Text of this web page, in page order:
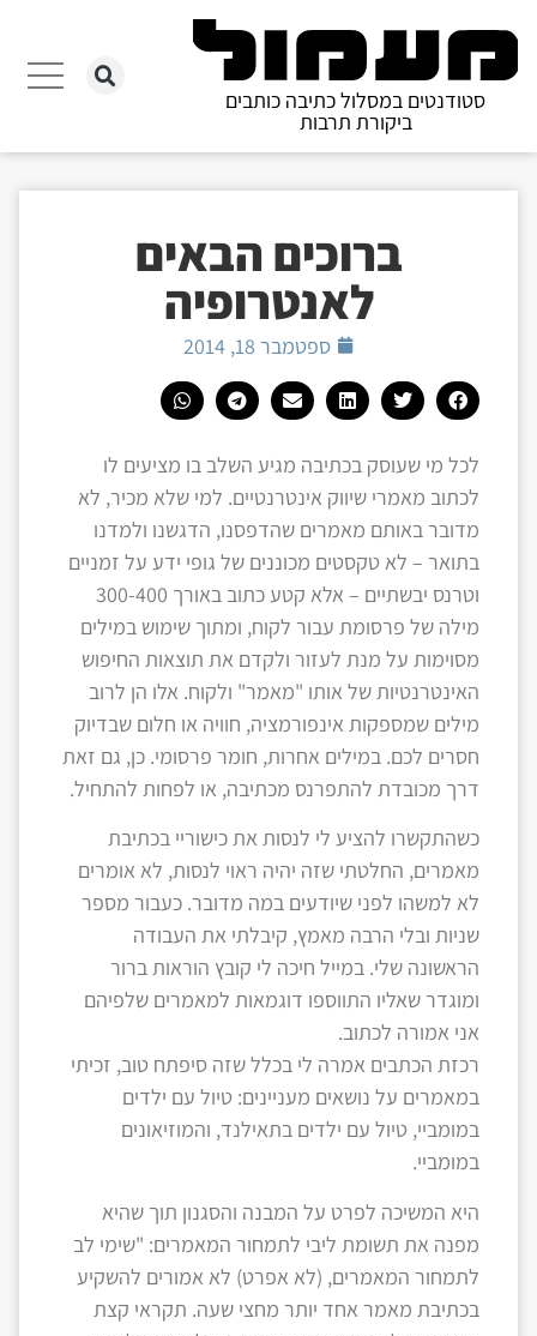
סטודנטים במסלול כתיבה כותבים
ביקורת תרבות
ברוכים הבאים
לאנטרופיה
ספטמבר 18, 2014
לכל מי שעוסק בכתיבה מגיע השלב בו מציעים לו
לכתוב מאמרי שיווק אינטרנטיים. למי שלא מכיר, לא
מדובר באותם מאמרים שהדפסנו, הדגשנו ולמדנו
בתואר – לא טקסטים מכוננים של גופי ידע על זמניים
וטרנס יבשתיים – אלא קטע כתוב באורך 300-400
מילה של פרסומת עבור לקוח, ומתוך שימוש במילים
מסוימות על מנת לעזור ולקדם את תוצאות החיפוש
האינטרנטיות של אותו "מאמר" ולקוח. אלו הן לרוב
מילים שמספקות אינפורמציה, חוויה או חלום שבדיוק
חסרים לכם. במילים אחרות, חומר פרסומי. כן, גם זאת
דרך מכובדת להתפרנס מכתיבה, או לפחות להתחיל.
כשהתקשרו להציע לי לנסות את כישוריי בכתיבת
מאמרים, החלטתי שזה יהיה ראוי לנסות, לא אומרים
לא למשהו לפני שיודעים במה מדובר. כעבור מספר
שניות ובלי הרבה מאמץ, קיבלתי את העבודה
הראשונה שלי. במייל חיכה לי קובץ הוראות ברור
ומוגדר שאליו התווספו דוגמאות למאמרים שלפיהם
אני אמורה לכתוב.
רכזת הכתבים אמרה לי בכלל שזה סיפתח טוב, זכיתי
במאמרים על נושאים מעניינים: טיול עם ילדים
במומביי, טיול עם ילדים בתאילנד, והמוזיאונים
במומביי.
היא המשיכה לפרט על המבנה והסגנון תוך שהיא
מפנה את תשומת ליבי לתמחור המאמרים: "שימי לב
לתמחור המאמרים, (לא אפרט) לא אמורים להשקיע
בכתיבת מאמר אחד יותר מחצי שעה. תקראי קצת